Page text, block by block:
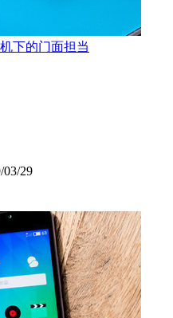
下的门面担当
03/29